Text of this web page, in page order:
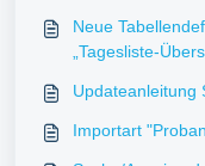
Neue
„Tagesliste-
Updateanleitung
Importart